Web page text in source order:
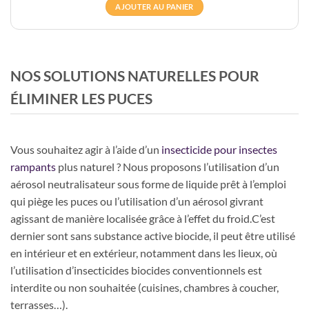
AJOUTER AU PANIER
NOS SOLUTIONS NATURELLES POUR
ÉLIMINER LES PUCES
Vous souhaitez agir à l’aide d’un insecticide pour insectes
rampants plus naturel ? Nous proposons l’utilisation d’un
aérosol neutralisateur sous forme de liquide prêt à l’emploi
qui piège les puces ou l’utilisation d’un aérosol givrant
agissant de manière localisée grâce à l’effet du froid.C’est
dernier sont sans substance active biocide, il peut être utilisé
en intérieur et en extérieur, notamment dans les lieux, où
l’utilisation d’insecticides biocides conventionnels est
interdite ou non souhaitée (cuisines, chambres à coucher,
terrasses…).